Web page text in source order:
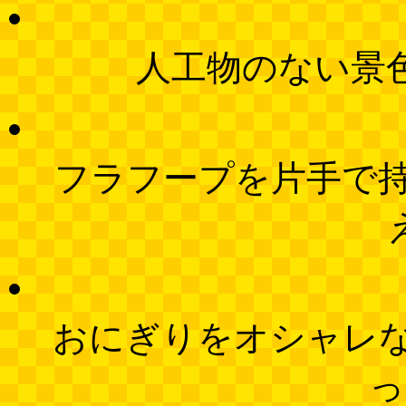
人工物のない景
フラフープを片手で
おにぎりをオシャレ